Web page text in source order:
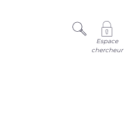
Espace
chercheur